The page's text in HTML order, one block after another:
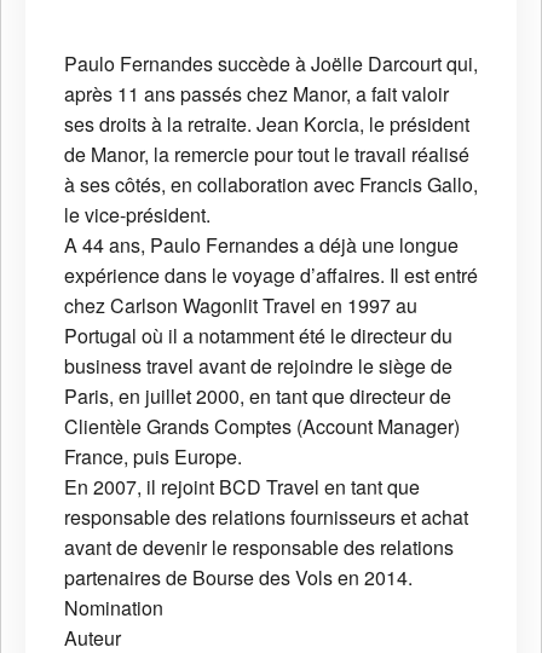
Paulo Fernandes succède à Joëlle Darcourt qui,
après 11 ans passés chez Manor, a fait valoir
ses droits à la retraite. Jean Korcia, le président
de Manor, la remercie pour tout le travail réalisé
à ses côtés, en collaboration avec Francis Gallo,
le vice-président.
A 44 ans, Paulo Fernandes a déjà une longue
expérience dans le voyage d’affaires. Il est entré
chez Carlson Wagonlit Travel en 1997 au
Portugal où il a notamment été le directeur du
business travel avant de rejoindre le siège de
Paris, en juillet 2000, en tant que directeur de
Clientèle Grands Comptes (Account Manager)
France, puis Europe.
En 2007, il rejoint BCD Travel en tant que
responsable des relations fournisseurs et achat
avant de devenir le responsable des relations
partenaires de Bourse des Vols en 2014.
Nomination
Auteur